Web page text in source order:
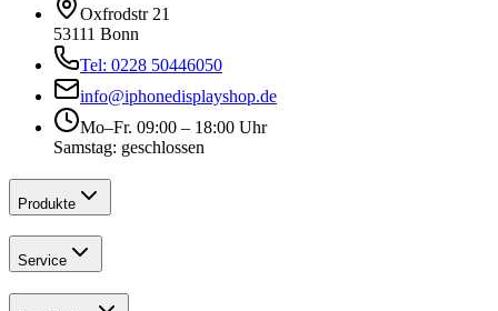
Oxfrodstr 21
53111 Bonn
Tel: 0228 50446050
info@iphonedisplayshop.de
Mo–Fr. 09:00 – 18:00 Uhr
Samstag: geschlossen
Produkte
Service